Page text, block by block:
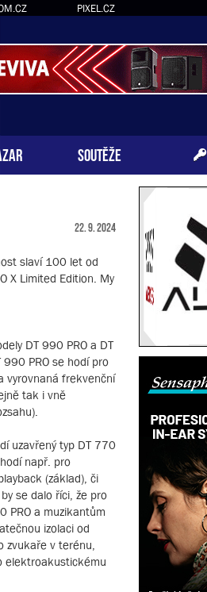
PIXEL.CZ
SOUTĚŽE
22. 9. 2024
slaví 100 let od
X Limited Edition. My
DT 990 PRO a DT
PRO se hodí pro
vyrovnaná frekvenční
tak i vně
uzavřený typ DT 770
např. pro
(základ), či
se dalo říci, že pro
PRO a muzikantům
izolaci od
zvukaře v terénu,
elektroakustickému